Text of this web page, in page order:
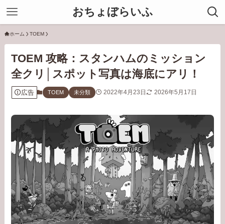
おちょぼらいふ
ホーム TOEM
TOEM 攻略：スタンハムのミッション
全クリ│スポット写真は海底にアリ！
広告 TOEM 未分類 2022年4月23日 2026年5月17日